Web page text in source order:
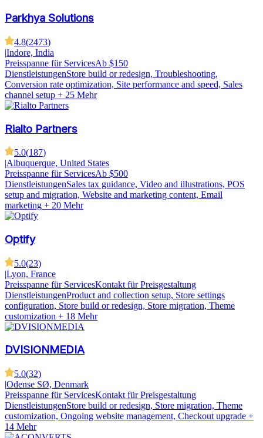
Parkhya Solutions
4.8(2473)
|Indore, India
Preisspanne für ServicesAb $150
DienstleistungenStore build or redesign, Troubleshooting,
Conversion rate optimization, Site performance and speed, Sales
channel setup + 25 Mehr
Rialto Partners
5.0(187)
|Albuquerque, United States
Preisspanne für ServicesAb $500
DienstleistungenSales tax guidance, Video and illustrations, POS
setup and migration, Website and marketing content, Email
marketing + 20 Mehr
Optify
5.0(23)
|Lyon, France
Preisspanne für ServicesKontakt für Preisgestaltung
DienstleistungenProduct and collection setup, Store settings
configuration, Store build or redesign, Store migration, Theme
customization + 18 Mehr
DVISIONMEDIA
5.0(32)
|Odense SØ, Denmark
Preisspanne für ServicesKontakt für Preisgestaltung
DienstleistungenStore build or redesign, Store migration, Theme
customization, Ongoing website management, Checkout upgrade +
14 Mehr